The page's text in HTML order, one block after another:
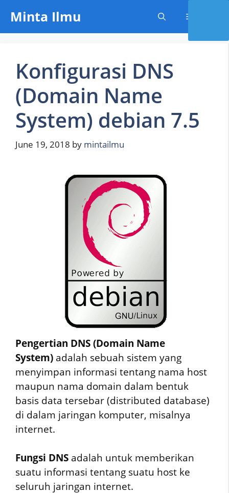
content
Minta Ilmu
Konfigurasi DNS
(Domain Name
System) debian 7.5
June 19, 2018 by mintailmu
Pengertian DNS (Domain Name
System) adalah sebuah sistem yang
menyimpan informasi tentang nama host
maupun nama domain dalam bentuk
basis data tersebar (distributed database)
di dalam jaringan komputer, misalnya
internet.
Fungsi DNS adalah untuk memberikan
suatu informasi tentang suatu host ke
seluruh jaringan internet.